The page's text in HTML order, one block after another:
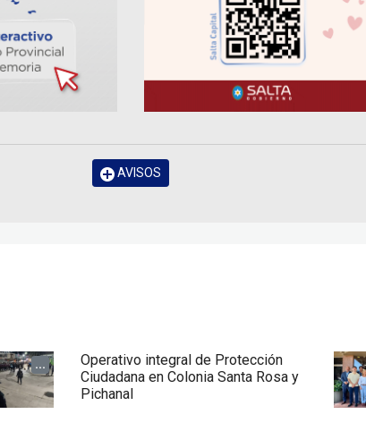
AVISOS
...
Operativo integral de Protección
Ciudadana en Colonia Santa Rosa y
Pichanal